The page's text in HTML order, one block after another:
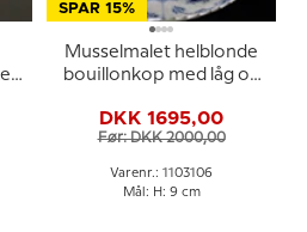
SPAR 15%
Musselmalet helblonde
bouillonkop med låg og
106, indhold 35 cl., Royal
Copenhagen
DKK 1695,00
Før: DKK 2000,00
Varenr.: 1103106
Mål: H: 9 cm